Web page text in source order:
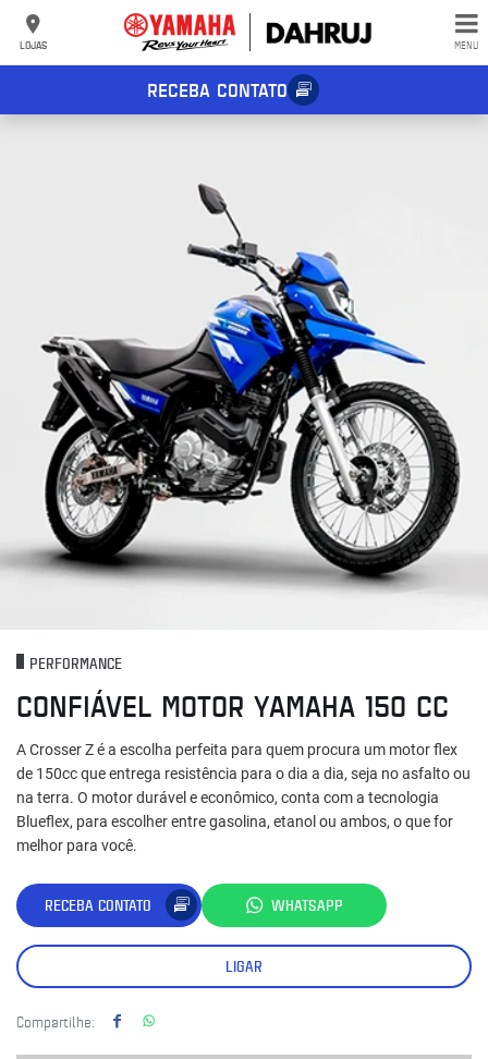
LOJAS MENU
RECEBA CONTATO
PERFORMANCE
CONFIÁVEL MOTOR YAMAHA 150 CC
A Crosser Z é a escolha perfeita para quem procura um motor flex
de 150cc que entrega resistência para o dia a dia, seja no asfalto ou
na terra. O motor durável e econômico, conta com a tecnologia
Blueflex, para escolher entre gasolina, etanol ou ambos, o que for
melhor para você.
RECEBA CONTATO WHATSAPP
LIGAR
Compartilhe: